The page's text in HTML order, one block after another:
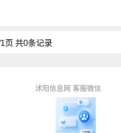
页 共0条记录
沭阳信息网 客服微信